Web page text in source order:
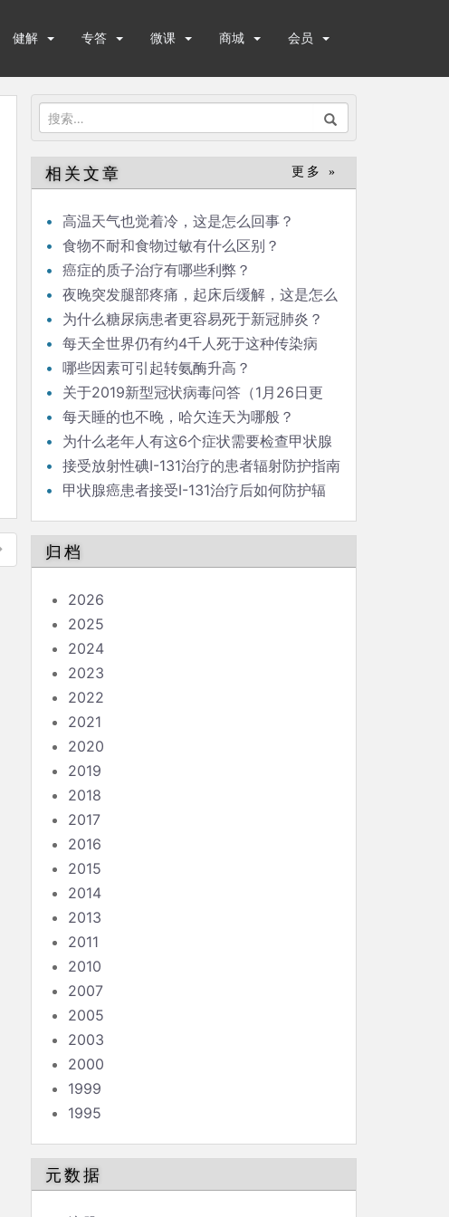
健解 专答 微课 商城 会员
搜
索：
相关文章 更多 »
高温天气也觉着冷，这是怎么回事？
食物不耐和食物过敏有什么区别？
癌症的质子治疗有哪些利弊？
夜晚突发腿部疼痛，起床后缓解，这是怎么
回事？
为什么糖尿病患者更容易死于新冠肺炎？
每天全世界仍有约4千人死于这种传染病
哪些因素可引起转氨酶升高？
关于2019新型冠状病毒问答（1月26日更
新）每天睡的也不晚，哈欠连天为哪般？
为什么老年人有这6个症状需要检查甲状腺
功能?接受放射性碘I-131治疗的患者辐射防护指南
（问答版）
甲状腺癌患者接受I-131治疗后如何防护辐
归档
2026
2025
2024
2023
2022
2021
2020
2019
2018
2017
2016
2015
2014
2013
2011
2010
2007
2005
2003
2000
1999
1995
元数据